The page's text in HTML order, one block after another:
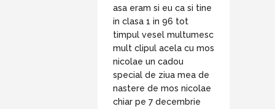
asa eram si eu ca si tine
in clasa 1 in 96 tot
timpul vesel multumesc
mult clipul acela cu mos
nicolae un cadou
special de ziua mea de
nastere de mos nicolae
chiar pe 7 decembrie